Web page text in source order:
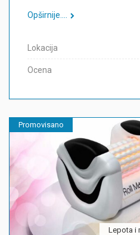
Opširnije....
Lokacija
Ocena
Promovisano
Lepota i